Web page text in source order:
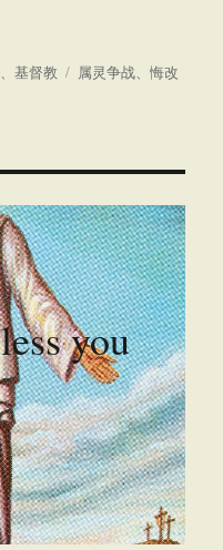
、基督教
标
属灵争战、悔改
you